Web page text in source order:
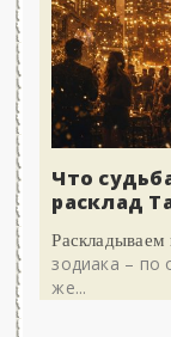
Что
расклад
Раскладываем
зодиака – по
же...